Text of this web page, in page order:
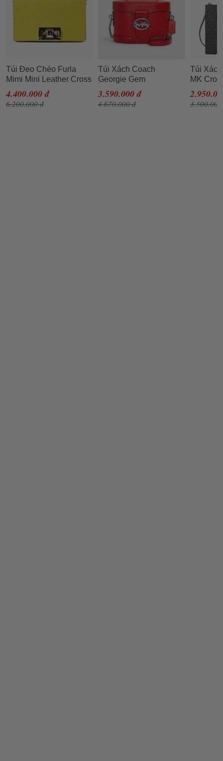
Túi Đeo Chéo Furla
Mimi Mini Leather Cross
Body Bag DNV Lime
Jade Màu Vàng
4.400.000 đ
6.200.000 đ
Túi Xách Coach
Georgie Gem
Crossbody Red Pebble
Leather Shoulder Purse
5503 Màu Đỏ
3.590.000 đ
4.670.000 đ
Túi
MK
Medium